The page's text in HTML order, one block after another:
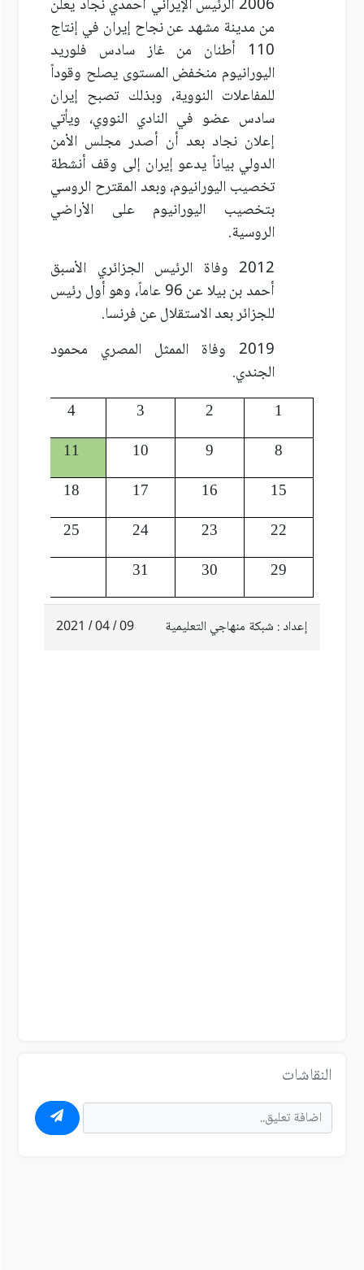
2006 الرئيس الإيراني أحمدي نجاد يعلن
من مدينة مشهد عن نجاح إيران في إنتاج
110 أطنان من غاز سادس فلوريد
اليورانيوم منخفض المستوى يصلح وقوداً
للمفاعلات النووية، وبذلك تصبح إيران
سادس عضو في النادي النووي، ويأتي
إعلان نجاد بعد أن أصدر مجلس الأمن
الدولي بياناً يدعو إيران إلى وقف أنشطة
تخصيب اليورانيوم، وبعد المقترح الروسي
بتخصيب اليورانيوم على الأراضي
الروسية.
2012 وفاة الرئيس الجزائري الأسبق
أحمد بن بيلا عن 96 عاماً، وهو أول رئيس
للجزائر بعد الاستقلال عن فرنسا.
2019 وفاة الممثل المصري محمود
الجندي.
1
2
3
4
8
9
10
11
15
16
17
18
22
23
24
25
29
30
31
إعداد : شبكة منهاجي التعليمية 09 / 04 / 2021
النقاشات